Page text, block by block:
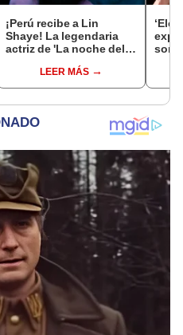
¡Perú recibe a Lin
Shaye! La legendaria
actriz de 'La noche del
nuestro país para
promocionar 'Insidious,
LEER MÁS
son